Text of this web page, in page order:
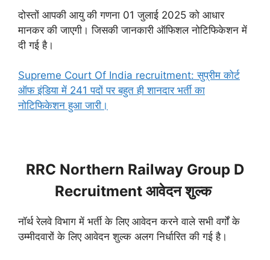
दोस्तों आपकी आयु की गणना 01 जुलाई 2025 को आधार
मानकर की जाएगी। जिसकी जानकारी ऑफिशल नोटिफिकेशन में
दी गई है।
Supreme Court Of India recruitment: सुप्रीम कोर्ट
ऑफ इंडिया में 241 पदों पर बहुत ही शानदार भर्ती का
नोटिफिकेशन हुआ जारी।
RRC Northern Railway Group D
Recruitment आवेदन शुल्क
नॉर्थ रेलवे विभाग में भर्ती के लिए आवेदन करने वाले सभी वर्गों के
उम्मीदवारों के लिए आवेदन शुल्क अलग निर्धारित की गई है।